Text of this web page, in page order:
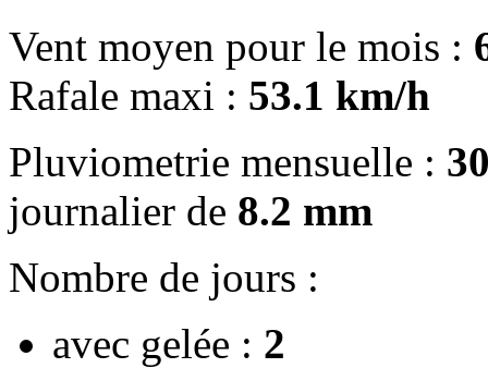
Vent moyen pour le mois :
Rafale maxi : 53.1 km/h
Pluviometrie mensuelle :
journalier de 8.2 mm
Nombre de jours :
avec gelée : 2